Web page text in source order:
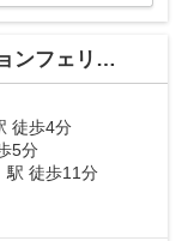
ェリス三田
徒歩4分
5分
駅 徒歩11分